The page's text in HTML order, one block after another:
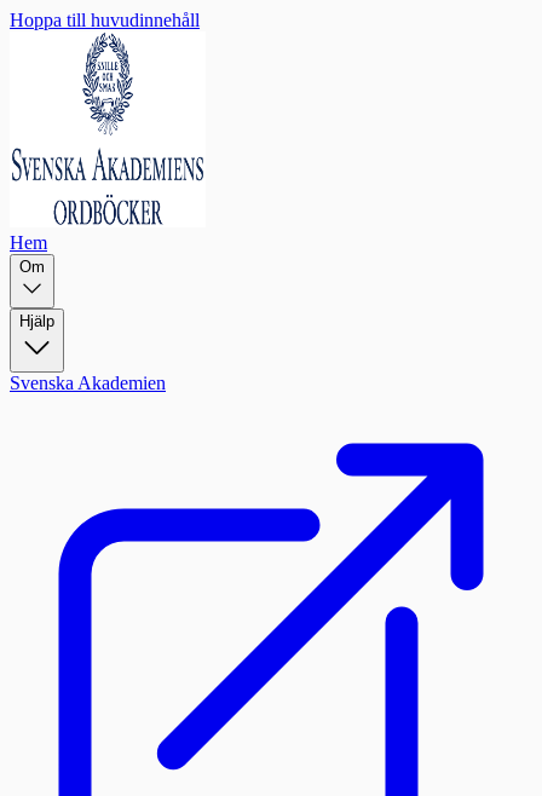
Hoppa till huvudinnehåll
Hem
Om
Hjälp
Svenska Akademien